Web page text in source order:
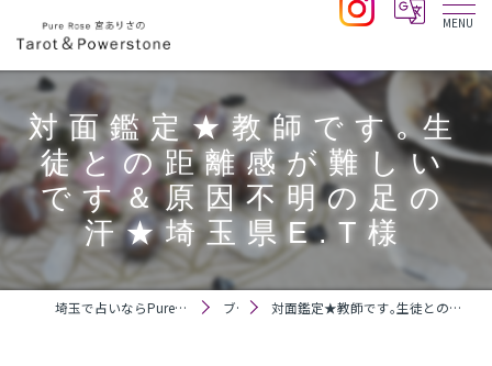
対面鑑定★教師です｡生
徒との距離感が難しい
です＆原因不明の足の
汗★埼玉県E.T様
埼玉で占いならPure Rose 宮ありさのTarot＆Powerstone ブログ 対面鑑定★教師です｡生徒との距離感が難しいです＆原因不明の足の汗★埼玉県E.T様